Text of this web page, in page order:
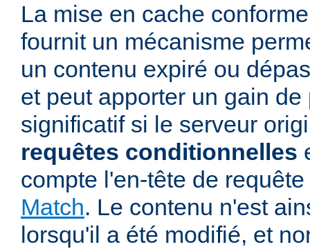
La mise en cache
fournit un mécanisme
un contenu expiré ou
et peut apporter un gain
significatif si le serveur
requêtes conditionnelles
compte l'en-tête de
Match. Le contenu n'est
lorsqu'il a été modifié, et